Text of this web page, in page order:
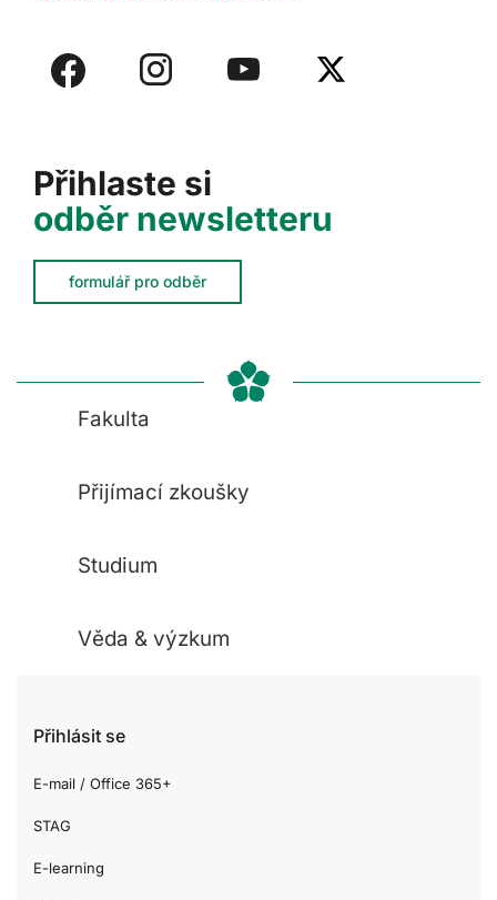
Přihlaste si
odběr newsletteru
formulář pro odběr
Fakulta
Přijímací zkoušky
Studium
Věda & výzkum
Přihlásit se
E-mail / Office 365+
STAG
E-learning